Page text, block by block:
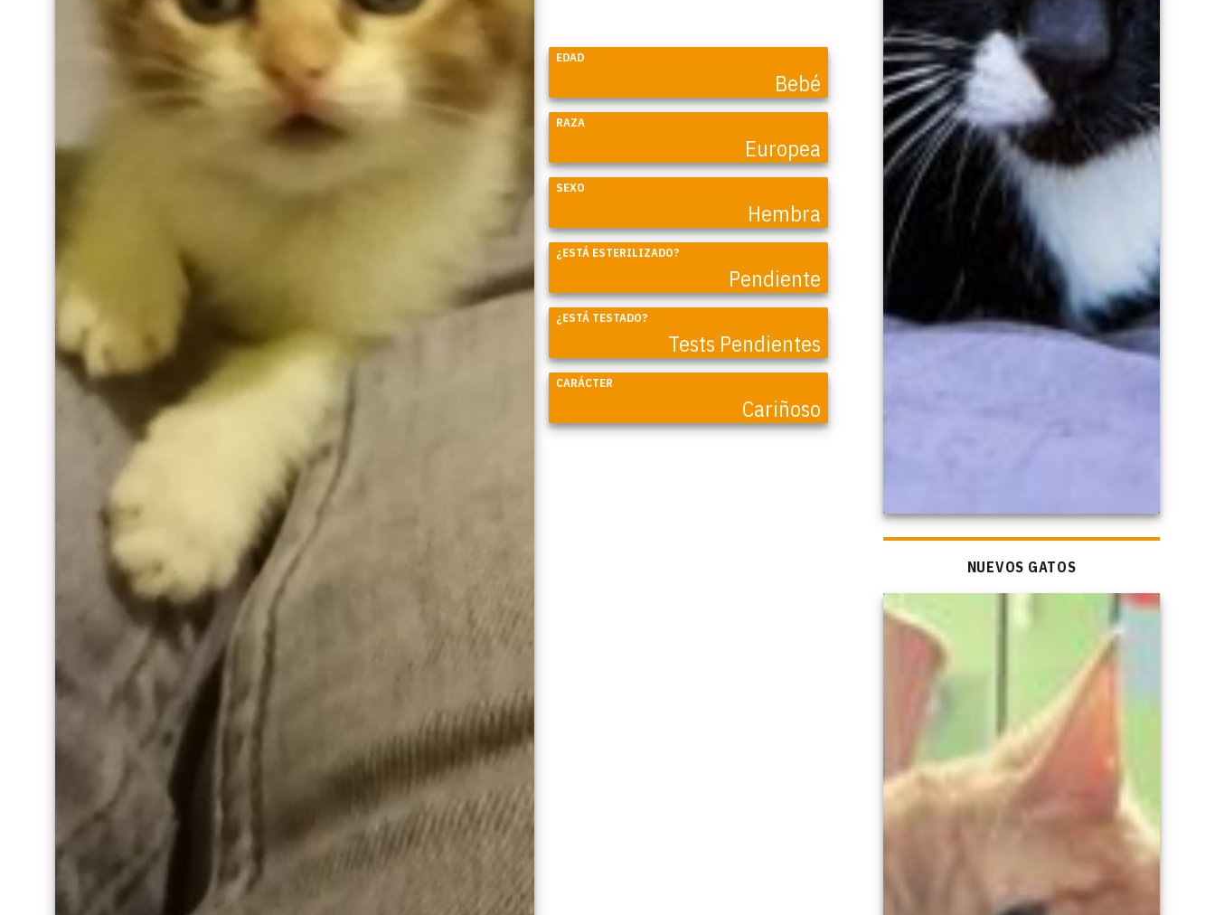
EDAD
Bebé
RAZA
Europea
SEXO
Hembra
¿ESTÁ ESTERILIZADO?
Pendiente
¿ESTÁ TESTADO?
Tests Pendientes
CARÁCTER
Cariñoso
NUEVOS GATOS